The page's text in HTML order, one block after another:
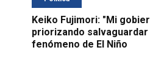
Keiko Fujimori: "Mi
priorizando
fenómeno de El Niño